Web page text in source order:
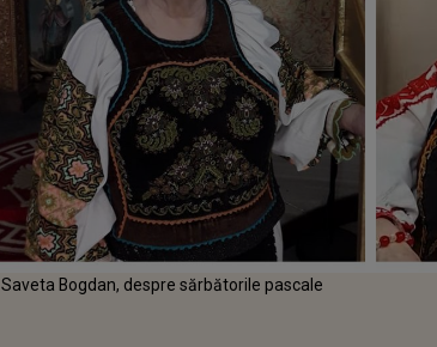
Saveta Bogdan, despre sărbătorile pascale